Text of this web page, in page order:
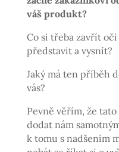
váš produkt?
Co si třeba zavřít
představit a vysnít?
Jaký má ten příběh
vás?
Pevně věřím, že
dodat nám
k tomu s nadšením